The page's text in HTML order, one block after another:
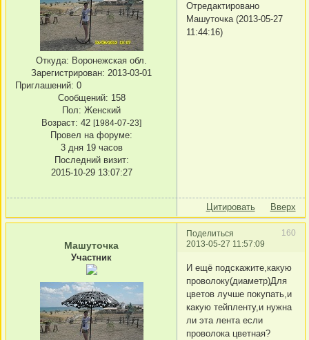
Откуда: Воронежская обл.
Зарегистрирован: 2013-03-01
Приглашений: 0
Сообщений: 158
Пол: Женский
Возраст: 42 [1984-07-23]
Провел на форуме:
3 дня 19 часов
Последний визит:
2015-10-29 13:07:27
Отредактировано
Машуточка (2013-05-27
11:44:16)
Цитировать Вверх
Поделиться
160
2013-05-27 11:57:09
Машуточка
Участник
И ещё подскажите,какую
проволоку(диаметр)Для
цветов лучше покупать,и
какую тейпленту,и нужна
ли эта лента если
проволока цветная?